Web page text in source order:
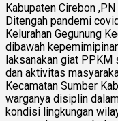
Kabupaten Cirebon ,PN
Ditengah pandemi
Kelurahan Gegunung
dibawah
laksanakan giat
dan aktivitas
Kecamatan Sumber
warganya disiplin
kondisi lingkungan